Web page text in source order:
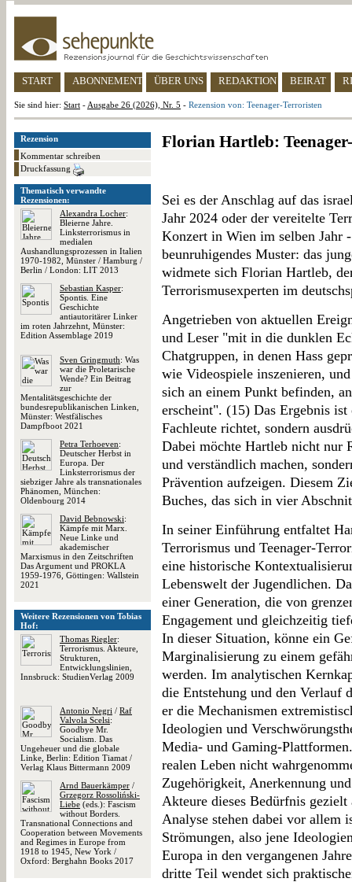
START ABONNEMENT ÜBER UNS REDAKTION BEIRAT
Sie sind hier: Start - Ausgabe 26 (2026), Nr. 5 - Rezension von: Teenager-Terroristen
Rezension
Kommentar schreiben
Druckfassung
Thematisch verwandte
Rezensionen:
Alexandra Locher:
Bleierne Jahre.
Linksterrorismus in
medialen
Aushandlungsprozessen in Italien
1970-1982, Münster / Hamburg /
Berlin / London: LIT 2013
Sebastian Kasper:
Spontis. Eine
Geschichte
antiautoritärer Linker
im roten Jahrzehnt, Münster:
Edition Assemblage 2019
Sven Gringmuth: Was
war die Proletarische
Wende? Ein Beitrag
zur
Mentalitätsgeschichte der
bundesrepublikanischen Linken,
Münster: Westfälisches
Dampfboot 2021
Petra Terhoeven:
Deutscher Herbst in
Europa. Der
Linksterrorismus der
siebziger Jahre als transnationales
Phänomen, München:
Oldenbourg 2014
David Bebnowski:
Kämpfe mit Marx.
Neue Linke und
akademischer
Marxismus in den Zeitschriften
Das Argument und PROKLA
1959-1976, Göttingen: Wallstein
2021
Weitere Rezensionen von Tobias
Hof:
Thomas Riegler:
Terrorismus. Akteure,
Strukturen,
Entwicklungslinien,
Innsbruck: StudienVerlag 2009
Antonio Negri / Raf
Valvola Scelsi:
Goodbye Mr.
Socialism. Das
Ungeheuer und die globale
Linke, Berlin: Edition Tiamat /
Verlag Klaus Bittermann 2009
Arnd Bauerkämper /
Grzegorz Rossoliński-
Liebe (eds.): Fascism
without Borders.
Transnational Connections and
Cooperation between Movements
and Regimes in Europe from
1918 to 1945, New York /
Oxford: Berghahn Books 2017
Florian Hartleb:
Sei es der Anschlag auf das
Jahr 2024 oder der vereitelte
Konzert in Wien im selben Jahr
beunruhigendes Muster: das
widmete sich Florian Hartleb,
Terrorismusexperten im
Angetrieben von aktuellen
und Leser "mit in die dunklen
Chatgruppen, in denen Hass
wie Videospiele inszenieren,
sich an einem Punkt befinden,
erscheint". (15) Das Ergebnis
Fachleute richtet, sondern
Dabei möchte Hartleb nicht nur
und verständlich machen,
Prävention aufzeigen. Diesem
Buches, das sich in vier
In seiner Einführung entfaltet
Terrorismus und Teenager-
eine historische
Lebenswelt der Jugendlichen.
einer Generation, die von
Engagement und gleichzeitig
In dieser Situation, könne ein
Marginalisierung zu einem
werden. Im analytischen
die Entstehung und den Verlauf
er die Mechanismen
Ideologien und
Media- und Gaming-
realen Leben nicht
Zugehörigkeit, Anerkennung
Akteure dieses Bedürfnis
Analyse stehen dabei vor allem
Strömungen, also jene
Europa in den vergangenen
dritte Teil wendet sich